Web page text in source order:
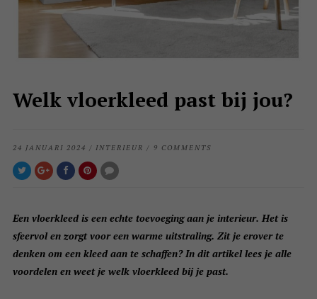
Welk vloerkleed past bij jou?
24 JANUARI 2024 / INTERIEUR / 9 COMMENTS
Een vloerkleed is een echte toevoeging aan je interieur. Het is
sfeervol en zorgt voor een warme uitstraling. Zit je erover te
denken om een kleed aan te schaffen? In dit artikel lees je alle
voordelen en weet je welk vloerkleed bij je past.